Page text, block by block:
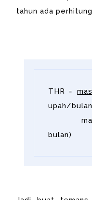
tahun ada
THR =
upah/bulan
masa
bulan)